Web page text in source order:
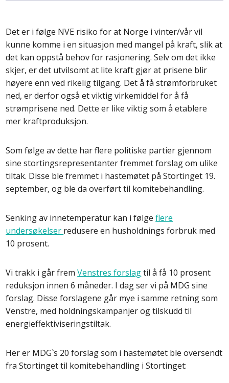
Det er i følge NVE risiko for at Norge i vinter/vår vil
kunne komme i en situasjon med mangel på kraft, slik at
det kan oppstå behov for rasjonering. Selv om det ikke
skjer, er det utvilsomt at lite kraft gjør at prisene blir
høyere enn ved rikelig tilgang. Det å få strømforbruket
ned, er derfor også et viktig virkemiddel for å få
strømprisene ned. Dette er like viktig som å etablere
mer kraftproduksjon.
Som følge av dette har flere politiske partier gjennom
sine stortingsrepresentanter fremmet forslag om ulike
tiltak. Disse ble fremmet i hastemøtet på Stortinget 19.
september, og ble da overført til komitebehandling.
Senking av innetemperatur kan i følgeflere
undersøkelser redusere en husholdnings forbruk med
10 prosent.
Vi trakk i går fremVenstres forslagtil å få 10 prosent
reduksjon innen 6 måneder. I dag ser vi på MDG sine
forslag. Disse forslagene går mye i samme retning som
Venstre, med holdningskampanjer og tilskudd til
energieffektiviseringstiltak.
Her er MDG`s 20 forslag som i hastemøtet ble oversendt
fra Stortinget til komitebehandling i Stortinget: